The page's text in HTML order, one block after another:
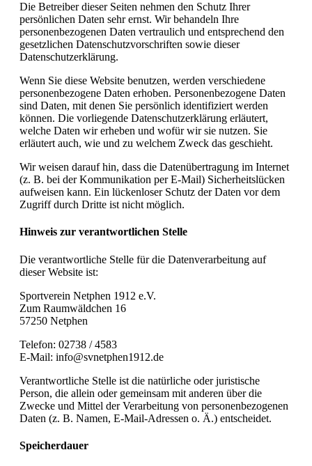
Die Betreiber dieser Seiten nehmen den Schutz Ihrer
persönlichen Daten sehr ernst. Wir behandeln Ihre
personenbezogenen Daten vertraulich und entsprechend den
gesetzlichen Datenschutzvorschriften sowie dieser
Datenschutzerklärung.
Wenn Sie diese Website benutzen, werden verschiedene
personenbezogene Daten erhoben. Personenbezogene Daten
sind Daten, mit denen Sie persönlich identifiziert werden
können. Die vorliegende Datenschutzerklärung erläutert,
welche Daten wir erheben und wofür wir sie nutzen. Sie
erläutert auch, wie und zu welchem Zweck das geschieht.
Wir weisen darauf hin, dass die Datenübertragung im Internet
(z. B. bei der Kommunikation per E-Mail) Sicherheitslücken
aufweisen kann. Ein lückenloser Schutz der Daten vor dem
Zugriff durch Dritte ist nicht möglich.
Hinweis zur verantwortlichen Stelle
Die verantwortliche Stelle für die Datenverarbeitung auf
dieser Website ist:
Sportverein Netphen 1912 e.V.
Zum Raumwäldchen 16
57250 Netphen
Telefon: 02738 / 4583
E-Mail: info@svnetphen1912.de
Verantwortliche Stelle ist die natürliche oder juristische
Person, die allein oder gemeinsam mit anderen über die
Zwecke und Mittel der Verarbeitung von personenbezogenen
Daten (z. B. Namen, E-Mail-Adressen o. Ä.) entscheidet.
Speicherdauer